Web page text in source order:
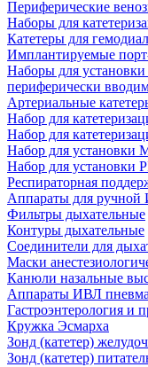
Периферические
Наборы для
Катетеры для
Имплантируемые
Наборы для установки
периферически
Артериальные
Набор для
Набор для
Набор для установки
Набор для установки
Респираторная
Аппараты для
Фильтры дыхательные
Контуры дыхательные
Соединители для
Маски
Канюли назальные
Аппараты ИВЛ
Гастроэнтерология и
Кружка Эсмарха
Зонд (катетер)
Зонд (катетер)